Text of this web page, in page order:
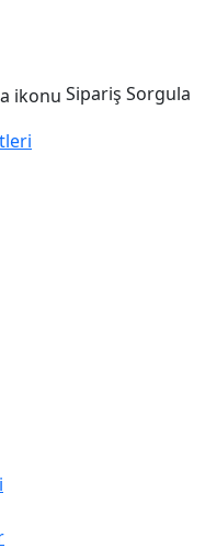
Sipariş Sorgula